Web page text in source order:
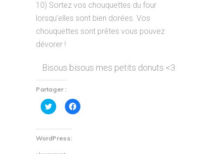
10) Sortez vos chouquettes du four
lorsqu’elles sont bien dorées. Vos
chouquettes sont prêtes vous pouvez
dévorer !
Bisous bisous mes petits donuts <3
Partager :
Cliquez
pour
Twitter(ouvre
dans
une
Cliquez
pour
WordPress: